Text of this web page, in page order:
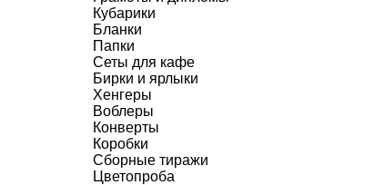
Кубарики
Бланки
Папки
Сеты для кафе
Бирки и ярлыки
Хенгеры
Воблеры
Конверты
Коробки
Сборные тиражи
Цветопроба